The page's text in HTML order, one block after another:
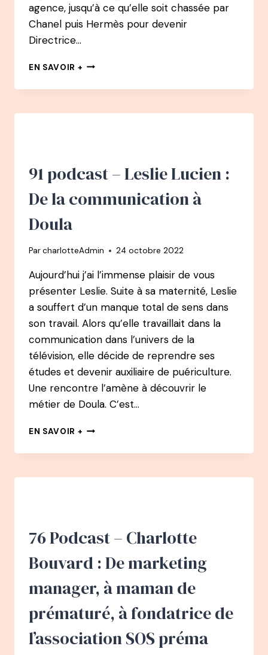
agence, jusqu’à ce qu’elle soit chassée par
Chanel puis Hermès pour devenir
Directrice…
EN SAVOIR + 93
–
CORVAISIER
DIGITAL
HERMÈS
JEUNES
91 podcast – Leslie Lucien :
De la communication à
Doula
ParcharlotteAdmin 24 octobre 2022
Aujourd’hui j’ai l’immense plaisir de vous
présenter Leslie. Suite à sa maternité, Leslie
a souffert d’un manque total de sens dans
son travail. Alors qu’elle travaillait dans la
communication dans l’univers de la
télévision, elle décide de reprendre ses
études et devenir auxiliaire de puériculture.
Une rencontre l’amène à découvrir le
métier de Doula. C’est…
EN SAVOIR + 91
–
LUCIEN
À
76 Podcast – Charlotte
Bouvard : De marketing
manager, à maman de
prématuré, à fondatrice de
l’association SOS préma